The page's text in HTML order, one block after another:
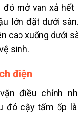
đó mở van xả hết
lớn đặt dưới
cao xuống dưới
sinh.
điện
điều chỉnh
đó cậy tấm ốp